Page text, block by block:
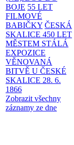
BOJE 55 LET
FILMOVÉ
BABIČKY ČESKÁ
SKALICE 450 LET
MĚSTEM STÁLÁ
EXPOZICE
VĚNOVANÁ
BITVĚ U ČESKÉ
SKALICE 28. 6.
1866
Zobrazit všechny
záznamy ze dne